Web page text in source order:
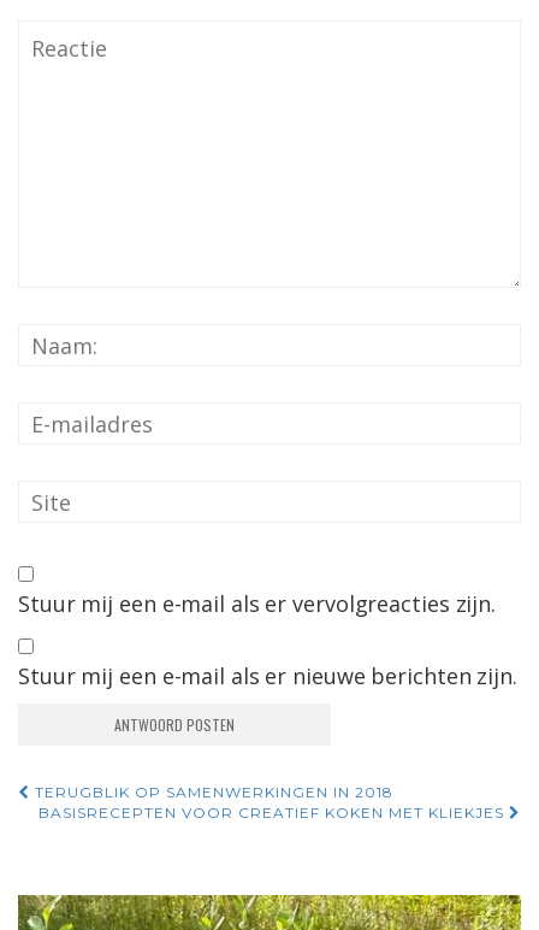
Stuur mij een e-mail als er vervolgreacties zijn.
Stuur mij een e-mail als er nieuwe berichten zijn.
Navigatie
berichten
TERUGBLIK OP SAMENWERKINGEN IN 2018
BASISRECEPTEN VOOR CREATIEF KOKEN MET KLIEKJES